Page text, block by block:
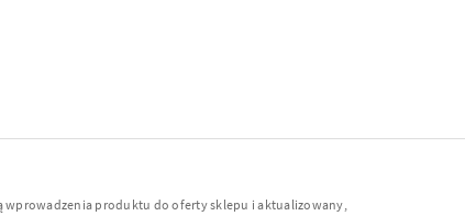
wprowadzenia produktu do oferty sklepu i aktualizowany,